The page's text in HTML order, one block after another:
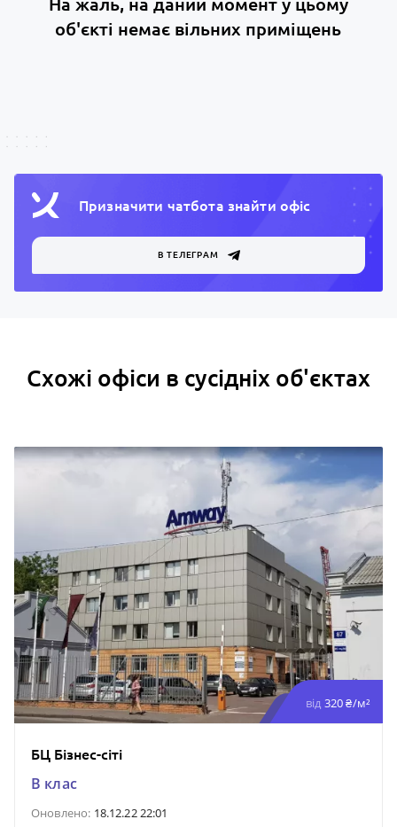
об'єкті немає вільних приміщень
Призначити чатбота знайти офiс
В ТЕЛЕГРАМ
Схожі офіси в сусідніх об'єктах
від 320 ₴/м²
БЦ Бізнес-сіті
B клас
Оновлено: 18.12.22 22:01